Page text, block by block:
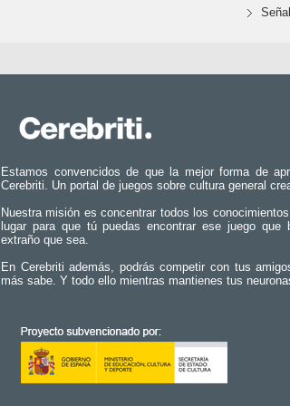
Estamos convencidos de que la mejor forma de
Cerebriti. Un portal de juegos sobre cultura general
Nuestra misión es concentrar todos los
lugar para que tú puedas encontrar ese juego
extraño que sea.
En Cerebriti además, podrás competir con tus
más sabe. Y todo ello mientras mantienes tus